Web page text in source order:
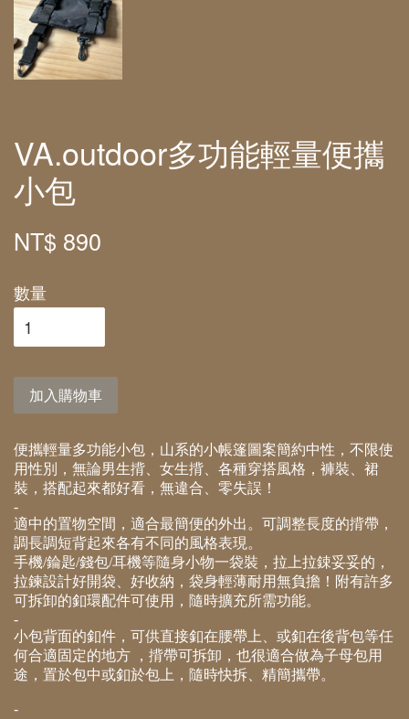
VA.outdoor多功能輕量便攜
小包
NT$ 890
數量
加入購物車
便攜輕量多功能小包，山系的小帳篷圖案簡約中性，不限使
用性別，無論男生揹、女生揹、各種穿搭風格，褲裝、裙
裝，搭配起來都好看，無違合、零失誤！
-
適中的置物空間，適合最簡便的外出。可調整長度的揹帶，
調長調短背起來各有不同的風格表現。
手機/錀匙/錢包/耳機等隨身小物一袋裝，拉上拉鋉妥妥的，
拉鍊設計好開袋、好收納，袋身輕薄耐用無負擔！附有許多
可拆卸的釦環配件可使用，隨時擴充所需功能。
-
小包背面的釦件，可供直接釦在腰帶上、或釦在後背包等任
何合適固定的地方 ，揹帶可拆卸，也很適合做為子母包用
途，置於包中或釦於包上，隨時快拆、精簡攜帶。
-